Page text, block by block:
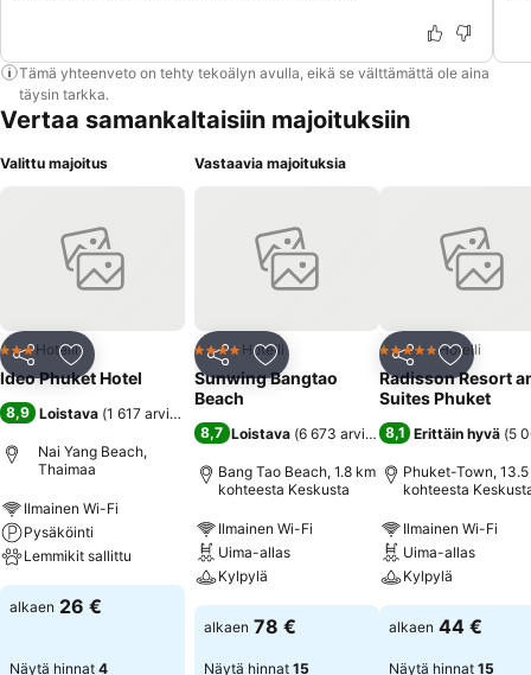
Tämä yhteenveto on tehty tekoälyn avulla, eikä se välttämättä ole aina
täysin tarkka.
Vertaa samankaltaisiin majoituksiin
Valittu majoitus
Jaa Lisää suosikkeihin
3 Tähtiluokitus
Hotelli
Ideo Phuket Hotel
8,9 Loistava (1 617 arviota
Nai Yang Beach,
Thaimaa
Ilmainen Wi-Fi
Pysäköinti
Lemmikit sallittu
alkaen 26 €
Näytä hinnat 4
Vastaavia majoituksia
Jaa Lisää suosikkeihin
4 Tähtiluokitus
Hotelli
Sunwing Bangtao
Beach
8,7 Loistava (6 673 arviota)
Bang Tao Beach, 1.8 km
kohteesta Keskusta
Ilmainen Wi-Fi
Uima-allas
Kylpylä
alkaen 78 €
Näytä hinnat 15
Jaa Lisää
5 Tähtiluokitus
Hotelli
Radisson Resort
Suites Phuket
8,1 Erittäin hyvä (5
Phuket-Town,
kohteesta
Ilmainen Wi-Fi
Uima-allas
Kylpylä
alkaen 44 €
Näytä hinnat 15